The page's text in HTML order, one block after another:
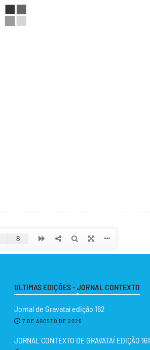
ULTIMAS EDIÇÕES - JORNAL CONTEXTO
Jornal de Gravataí edição 162
7 DE AGOSTO DE 2026
JORNAL CONTEXTO DE GRAVATAÍ EDIÇÃO 161